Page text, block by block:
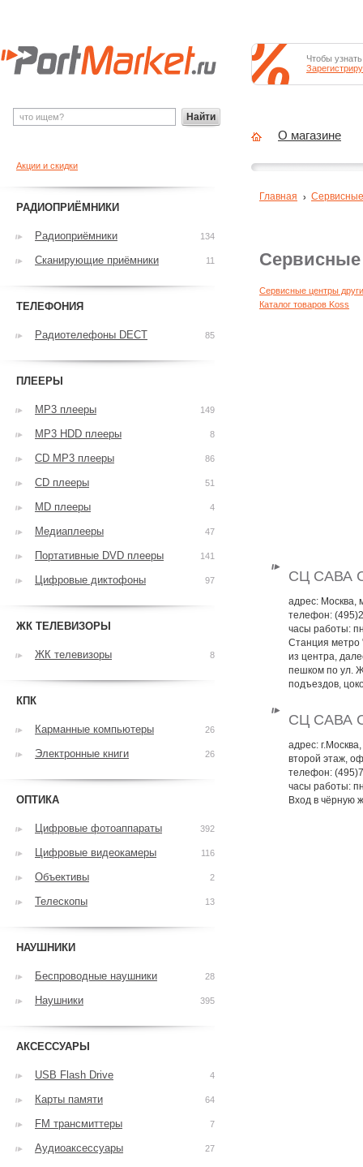
Сервисные центры
Каталог товаров Koss
СЦ САВА
адрес: Москва,
телефон:
часы работы:
Станция метро
из центра,
пешком по ул.
подъездов,
СЦ САВА
адрес:
второй этаж,
телефон:
часы работы:
Вход в чёрную
Главная
Акции и скидки
РАДИОПРИЁМНИКИ
Радиоприёмники 134
Сканирующие приёмники 11
ТЕЛЕФОНИЯ
Радиотелефоны DECT 85
ПЛЕЕРЫ
MP3 плееры 149
MP3 HDD плееры 8
CD MP3 плееры 86
CD плееры 51
MD плееры 4
Медиаплееры 47
Портативные DVD плееры 141
Цифровые диктофоны 97
ЖК ТЕЛЕВИЗОРЫ
ЖК телевизоры 8
КПК
Карманные компьютеры 26
Электронные книги 26
ОПТИКА
Цифровые фотоаппараты 392
Цифровые видеокамеры 116
Объективы 2
Телескопы 13
НАУШНИКИ
Беспроводные наушники 28
Наушники 395
АКСЕССУАРЫ
USB Flash Drive 4
Карты памяти 64
FM трансмиттеры 7
Аудиоаксессуары 27
Найти
Чтобы
О магазине